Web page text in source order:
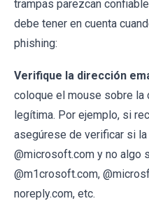
trampas parezcan
debe tener en cuenta
phishing:
Verifique la dirección
coloque el mouse sobre
legítima. Por ejemplo, si
asegúrese de verificar si
@microsoft.com y no algo
@m1crosoft.com,
noreply.com, etc.